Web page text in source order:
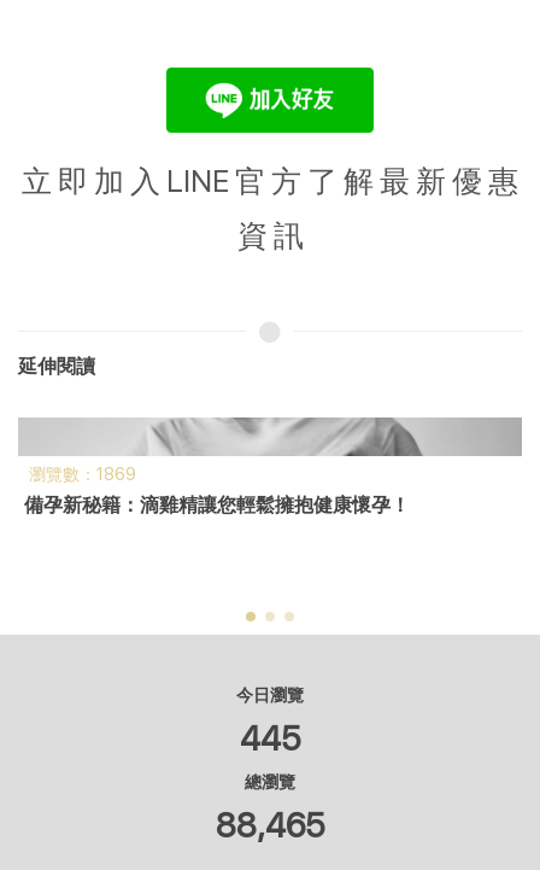
立 即 加 入 LINE 官 方 了 解 最 新 優 惠
資 訊
延伸閱讀
瀏覽數：1869
備孕新秘籍：滴雞精讓您輕鬆擁抱健康懷孕！
今日瀏覽
445
總瀏覽
88,465